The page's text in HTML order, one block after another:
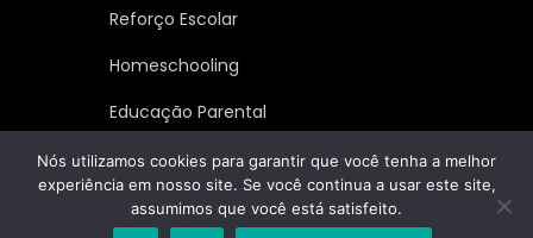
Reforço Escolar
Homeschooling
Educação Parental
Inteligência Emocional
Copyright © MINHA FAMÍLIA FORTE 2023 | Todos os Direitos
Nós utilizamos cookies para garantir que você tenha a melhor
experiência em nosso site. Se você continua a usar este site,
assumimos que você está satisfeito.